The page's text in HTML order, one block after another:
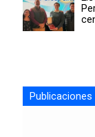
Publicaciones